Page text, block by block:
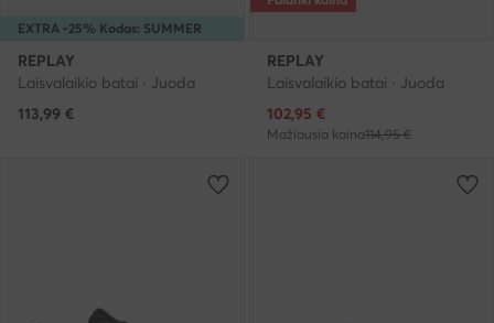
EXTRA -25% Kodas: SUMMER
REPLAY
Laisvalaikio batai · Juoda
113,99 €
REPLAY
Laisvalaikio batai · Juoda
Dabartinė kaina
102,95 €
Mažiausia kaina114,95 €